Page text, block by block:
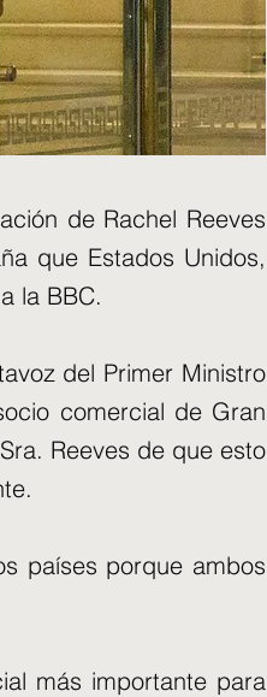
de Rachel Reeves
que Estados Unidos,
la BBC.
del Primer Ministro
comercial de Gran
Reeves de que esto
países porque ambos
más importante para